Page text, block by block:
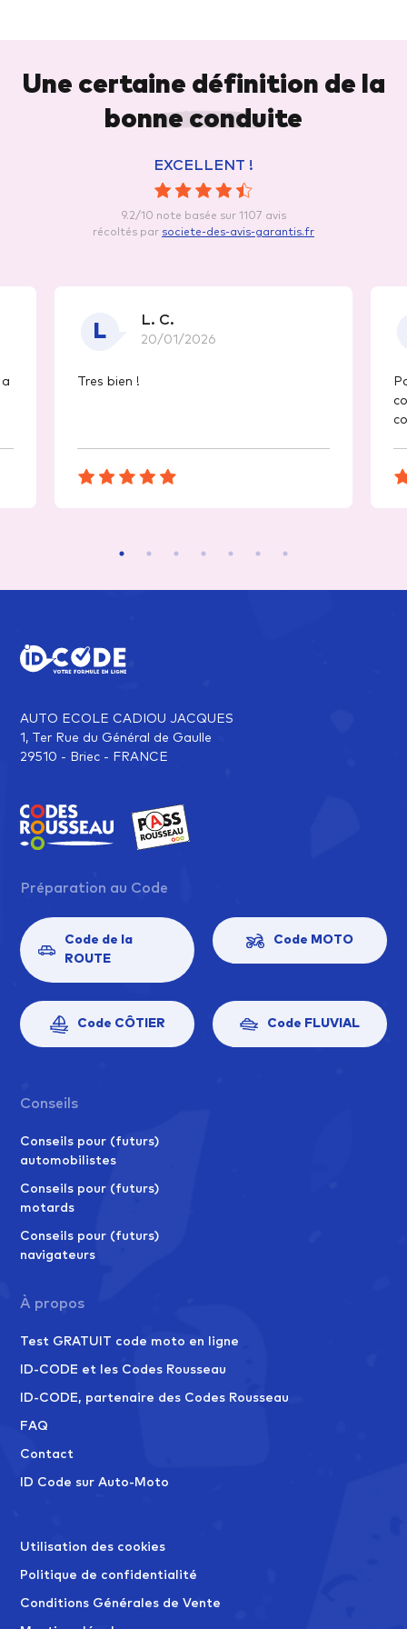
Une certaine définition de la
bonne conduite
EXCELLENT !
9.2/10 note basée sur 1107 avis
récoltés par societe-des-avis-garantis.fr
L
L. C.
20/01/2026
Tres bien !
AUTO ECOLE CADIOU JACQUES
1, Ter Rue du Général de Gaulle
29510 - Briec - FRANCE
Préparation au Code
Code de la
ROUTE
Code MOTO
Code CÔTIER Code FLUVIAL
Conseils
Conseils pour (futurs)
automobilistes
Conseils pour (futurs)
motards
Conseils pour (futurs)
navigateurs
À propos
Test GRATUIT code moto en ligne
ID-CODE et les Codes Rousseau
ID-CODE, partenaire des Codes Rousseau
FAQ
Contact
ID Code sur Auto-Moto
Utilisation des cookies
Politique de confidentialité
Conditions Générales de Vente